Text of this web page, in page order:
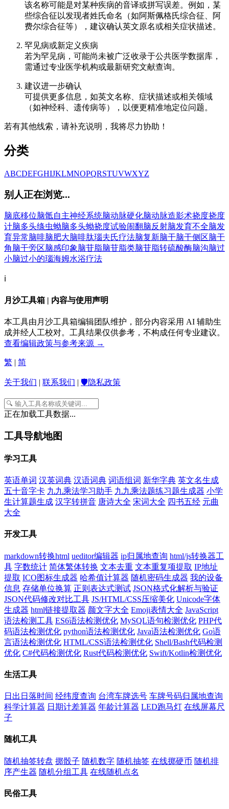
该名称可能是对某种疾病的音译或拼写误差。例如，某
些综合征以发现者姓氏命名（如阿斯佩格氏综合征、阿
费尔综合征等），建议确认英文原名或相关症状描述。
罕见病或新定义疾病
若为罕见病，可能尚未被广泛收录于公共医学数据库，
需通过专业医学机构或最新研究文献查询。
建议进一步确认
可提供更多信息，如英文名称、症状描述或相关领域
（如神经科、遗传病等），以便更精准地定位问题。
若有其他线索，请补充说明，我将尽力协助！
分类
ABCDEFGHIJKLMNOPQRSTUVWXYZ
别人正在浏览...
脑底移位脑骶自主神经系统脑动脉硬化脑动脉造影术挠度挠度
计脑多头绦虫蚴脑多头蚴挠度试验闹翻脑反射脑发育不全脑发
育异常脑啡脑肥大脑啡肽瑙夫氏疗法脑复新脑干脑干侧区脑干
角脑干旁区脑感印象脑苷脂脑苷脂类脑苷脂转硫酸酶脑沟脑过
小脑过小的瑙海姆水浴疗法
ℹ️
月沙工具箱 | 内容与使用声明
本工具由月沙工具箱编辑团队维护，部分内容采用 AI 辅助生
成并经人工校对。工具结果仅供参考，不构成任何专业建议。
查看编辑政策与参考来源 →
繁 | 简
关于我们 | 联系我们 | 🛡️隐私政策
正在加载工具数据...
工具导航地图
学习工具
英语单词 汉英词典 汉语词典 词语组词 新华字典 英文名生成
五十音字卡 九九乘法学习助手 九九乘法题练习题生成器 小学
生计算题生成 汉字转拼音 唐诗大全 宋词大全 四书五经 元曲
大全
开发工具
markdown转换html ueditor编辑器 ip归属地查询 html/js转换器工
具 字数统计 简体繁体转换 文本去重 文本重复项提取 IP地址
提取 ICO图标生成器 哈希值计算器 随机密码生成器 我的设备
信息 存储单位换算 正则表达式测试 JSON格式化解析与验证
JSON代码修改对比工具 JS/HTML/CSS压缩美化 Unicode字体
生成器 html链接提取器 颜文字大全 Emoji表情大全 JavaScript
语法检测工具 ES6语法检测优化 MySQL语句检测优化 PHP代
码语法检测优化 python语法检测优化 Java语法检测优化 Go语
言语法检测优化 HTML/CSS语法检测优化 Shell/Bash代码检测
优化 C#代码检测优化 Rust代码检测优化 Swift/Kotlin检测优化
生活工具
日出日落时间 经纬度查询 台湾车牌选号 车牌号码归属地查询
科学计算器 日期计差算器 年龄计算器 LED跑马灯 在线屏幕尺
子
随机工具
随机抽签转盘 掷骰子 随机数字 随机抽签 在线掷硬币 随机排
序产生器 随机分组工具 在线随机点名
民俗工具